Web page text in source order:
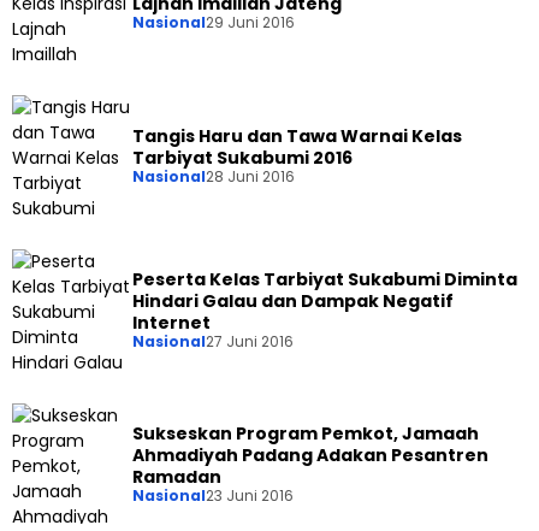
Nasional29 Juni 2016
Tangis Haru dan Tawa Warnai Kelas
Tarbiyat Sukabumi 2016
Nasional28 Juni 2016
Peserta Kelas Tarbiyat Sukabumi Diminta
Hindari Galau dan Dampak Negatif
Internet
Nasional27 Juni 2016
Sukseskan Program Pemkot, Jamaah
Ahmadiyah Padang Adakan Pesantren
Ramadan
Nasional23 Juni 2016